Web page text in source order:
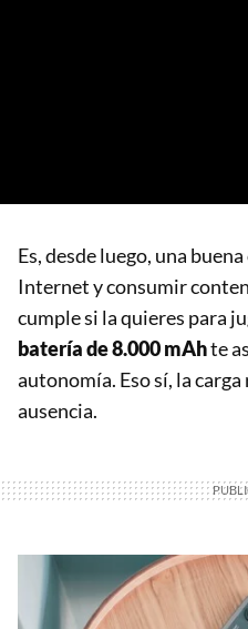
Es, desde luego, una
Internet y consumir
cumple si la quieres para
batería de 8.000 mAhte
autonomía. Eso sí, la
ausencia.